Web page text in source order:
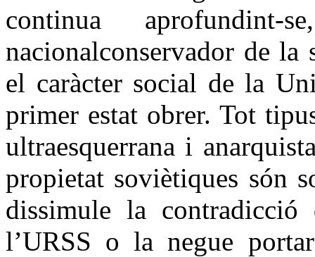
continua
nacionalconservador de
el caràcter social de la
primer estat obrer. Tot
ultraesquerrana i
propietat soviètiques són
dissimule la contradicció
l’URSS o la negue